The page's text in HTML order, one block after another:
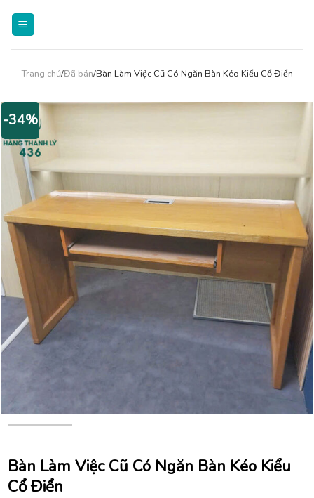
Trang chủ/Đã bán/Bàn Làm Việc Cũ Có Ngăn Bàn Kéo Kiểu Cổ Điển
-34%
Bàn Làm Việc Cũ Có Ngăn Bàn Kéo Kiểu
Cổ Điển